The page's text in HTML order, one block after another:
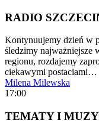
RADIO
Kontynuujemy dzień w
śledzimy najważniejsze
regionu, rozdajemy
ciekawymi postaciami…
Milena Milewska
17:00
TEMATY I